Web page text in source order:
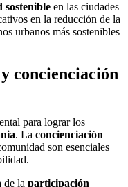
sostenible en las ciudades
en la reducción de la
urbanos más sostenibles
concienciación
para lograr los
. La concienciación
son esenciales
de la participación